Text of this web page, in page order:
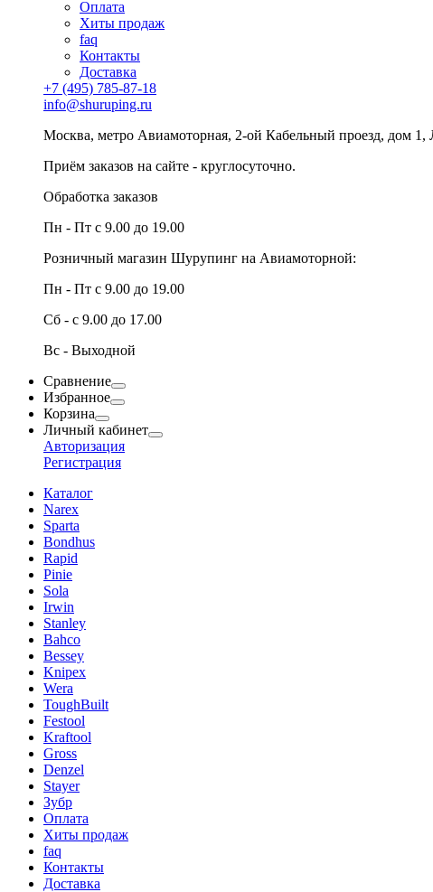
Оплата
Хиты продаж
faq
Контакты
Доставка
+7 (495) 785-87-18
info@shuruping.ru
Москва, метро Авиамоторная, 2-ой Кабельный проезд, дом
Приём заказов на сайте - круглосуточно.
Обработка заказов
Пн - Пт с 9.00 до 19.00
Розничный магазин Шурупинг на Авиамоторной:
Пн - Пт с 9.00 до 19.00
Сб - с 9.00 до 17.00
Вс - Выходной
Сравнение
Избранное
Корзина
Личный кабинет
Авторизация
Регистрация
Каталог
Narex
Sparta
Bondhus
Rapid
Pinie
Sola
Irwin
Stanley
Bahco
Bessey
Knipex
Wera
ToughBuilt
Festool
Kraftool
Gross
Denzel
Stayer
Зубр
Оплата
Хиты продаж
faq
Контакты
Доставка